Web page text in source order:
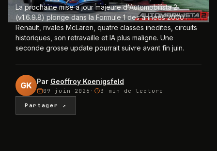
La prochaine mise a jour majeure d'Automobilista 2
(v1.6.9.8) plonge dans la Formule 1 des annees 2000 :
Renault, rivales McLaren, quatre classes inedites, circuits
historiques, son retravaille et IA plus maligne. Une
seconde grosse update pourrait suivre avant fin juin.
GK Par Geoffroy Koenigsfeld
09 juin 2026 · 3 min de lecture
Partager ↗